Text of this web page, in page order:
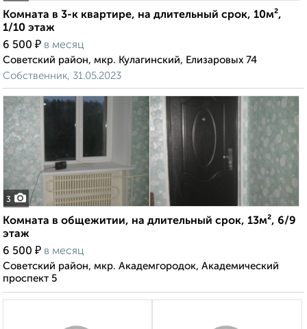
Комната в 3-к квартире, на длительный срок, 10м²,
1/10 этаж
6 500 ₽ в месяц
Советский район, мкр. Кулагинский, Елизаровых 74
Собственник, 31.05.2023
3
Комната в общежитии, на длительный срок, 13м², 6/9
этаж
6 500 ₽ в месяц
Советский район, мкр. Академгородок, Академический
проспект 5